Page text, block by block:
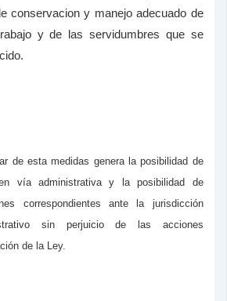
conservacion y manejo adecuado de
y de las servidumbres que se
de esta medidas genera la posibilidad de
vía administrativa y la posibilidad de
correspondientes ante la jurisdicción
sin perjuicio de las acciones
de la Ley.